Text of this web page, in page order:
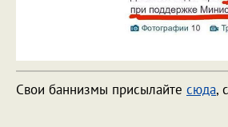
Свои баннизмы присылайте сюда,